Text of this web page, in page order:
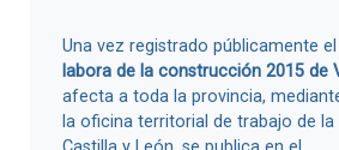
Una vez registrado públicamente
labora de la construcción 2015 de
afecta a toda la provincia,
la oficina territorial de trabajo de la